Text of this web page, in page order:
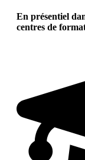
En présentiel
centres de